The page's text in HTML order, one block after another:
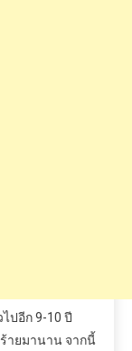
ไปอีก9-10 ปี
ร้ายมานาน จากนี้